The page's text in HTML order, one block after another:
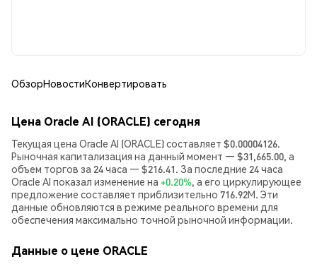
ОбзорНовостиКонвертировать
Цена Oracle AI (ORACLE) сегодня
Текущая цена Oracle AI (ORACLE) составляет $0.00004126.
Рыночная капитализация на данный момент — $31,665.00, а
объем торгов за 24 часа — $216.41. За последние 24 часа
Oracle AI показал изменение на +0.20%, а его циркулирующее
предложение составляет приблизительно 716.92M. Эти
данные обновляются в режиме реального времени для
обеспечения максимально точной рыночной информации.
Данные о цене ORACLE